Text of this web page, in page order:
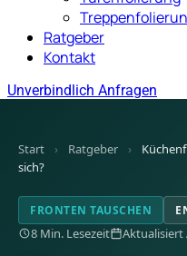
Ratgeber
Kontakt
Unverbindlich Anfragen
Start › Ratgeber ›
sich?
FRONTEN TAUSCHEN
8 Min. Lesezeit Aktualisiert